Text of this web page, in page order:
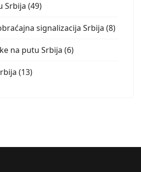
Srbija (49)
signalizacija Srbija (8)
na putu Srbija (6)
(13)